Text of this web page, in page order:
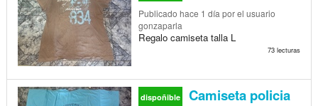
Publicado hace 1 día por el usuario
gonzaparla
Regalo camiseta talla L
73 lecturas
dispoñible Camiseta policia